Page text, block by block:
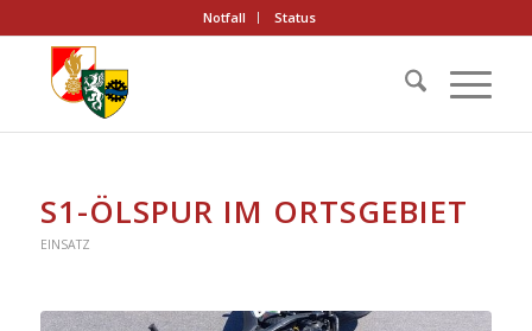
Notfall Status
S1-ÖLSPUR IM ORTSGEBIET
EINSATZ